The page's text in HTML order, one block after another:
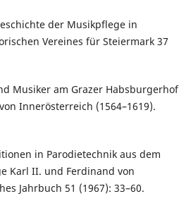
der Musikpflege in
Vereines für Steiermark 37
Musiker am Grazer Habsburgerhof
Innerösterreich (1564–1619).
in Parodietechnik aus dem
Karl II. und Ferdinand von
Jahrbuch 51 (1967): 33–60.